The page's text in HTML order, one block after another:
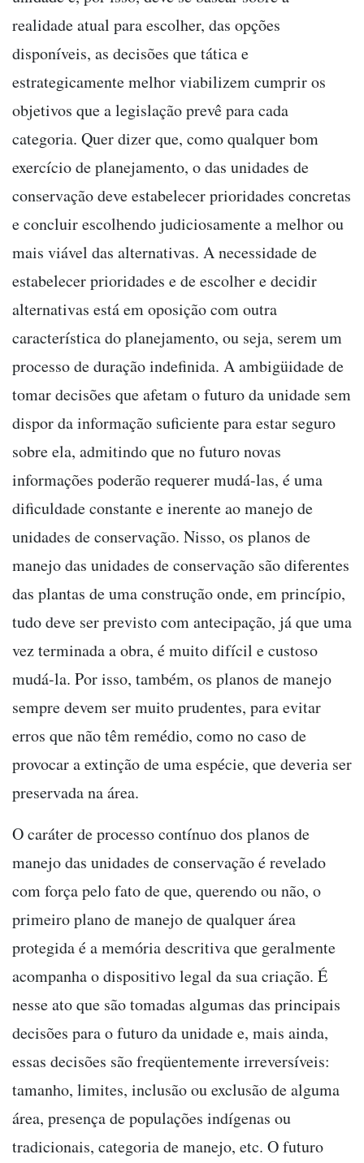
realidade atual para escolher, das opções
disponíveis, as decisões que tática e
estrategicamente melhor viabilizem cumprir os
objetivos que a legislação prevê para cada
categoria. Quer dizer que, como qualquer bom
exercício de planejamento, o das unidades de
conservação deve estabelecer prioridades concretas
e concluir escolhendo judiciosamente a melhor ou
mais viável das alternativas. A necessidade de
estabelecer prioridades e de escolher e decidir
alternativas está em oposição com outra
característica do planejamento, ou seja, serem um
processo de duração indefinida. A ambigüidade de
tomar decisões que afetam o futuro da unidade sem
dispor da informação suficiente para estar seguro
sobre ela, admitindo que no futuro novas
informações poderão requerer mudá-las, é uma
dificuldade constante e inerente ao manejo de
unidades de conservação. Nisso, os planos de
manejo das unidades de conservação são diferentes
das plantas de uma construção onde, em princípio,
tudo deve ser previsto com antecipação, já que uma
vez terminada a obra, é muito difícil e custoso
mudá-la. Por isso, também, os planos de manejo
sempre devem ser muito prudentes, para evitar
erros que não têm remédio, como no caso de
provocar a extinção de uma espécie, que deveria ser
preservada na área.
O caráter de processo contínuo dos planos de
manejo das unidades de conservação é revelado
com força pelo fato de que, querendo ou não, o
primeiro plano de manejo de qualquer área
protegida é a memória descritiva que geralmente
acompanha o dispositivo legal da sua criação. É
nesse ato que são tomadas algumas das principais
decisões para o futuro da unidade e, mais ainda,
essas decisões são freqüentemente irreversíveis:
tamanho, limites, inclusão ou exclusão de alguma
área, presença de populações indígenas ou
tradicionais, categoria de manejo, etc. O futuro